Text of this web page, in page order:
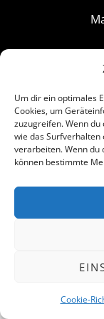
Um dir ein optimales
Cookies, um
zuzugreifen. Wenn
wie das Surfverhalten
verarbeiten. Wenn du
können bestimmte
Cookie-